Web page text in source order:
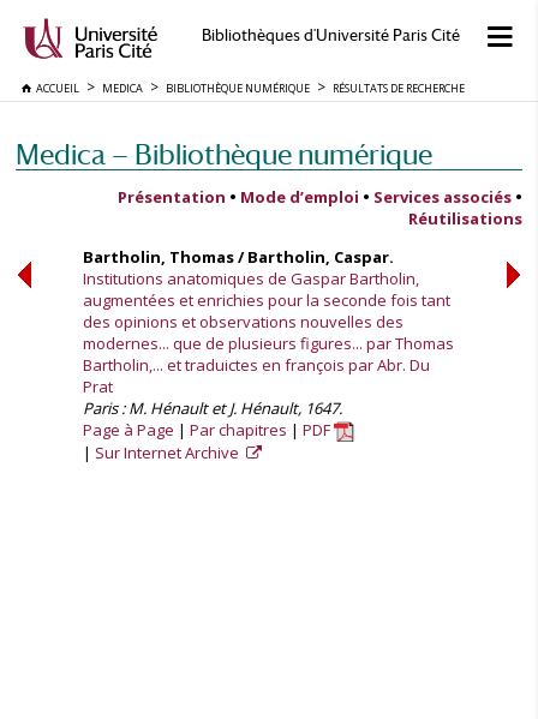
Bibliothèques d'Université Paris Cité
ACCUEIL MEDICA BIBLIOTHÈQUE NUMÉRIQUE RÉSULTATS DE RECHERCHE
Medica — Bibliothèque numérique
Présentation • Mode d’emploi • Services associés •
Réutilisations
Bartholin, Thomas / Bartholin, Caspar.
Institutions anatomiques de Gaspar Bartholin,
augmentées et enrichies pour la seconde fois tant
des opinions et observations nouvelles des
modernes... que de plusieurs figures... par Thomas
Bartholin,... et traduictes en françois par Abr. Du
Prat
Paris : M. Hénault et J. Hénault, 1647.
Page à Page
Par chapitres
PDF
Sur Internet Archive